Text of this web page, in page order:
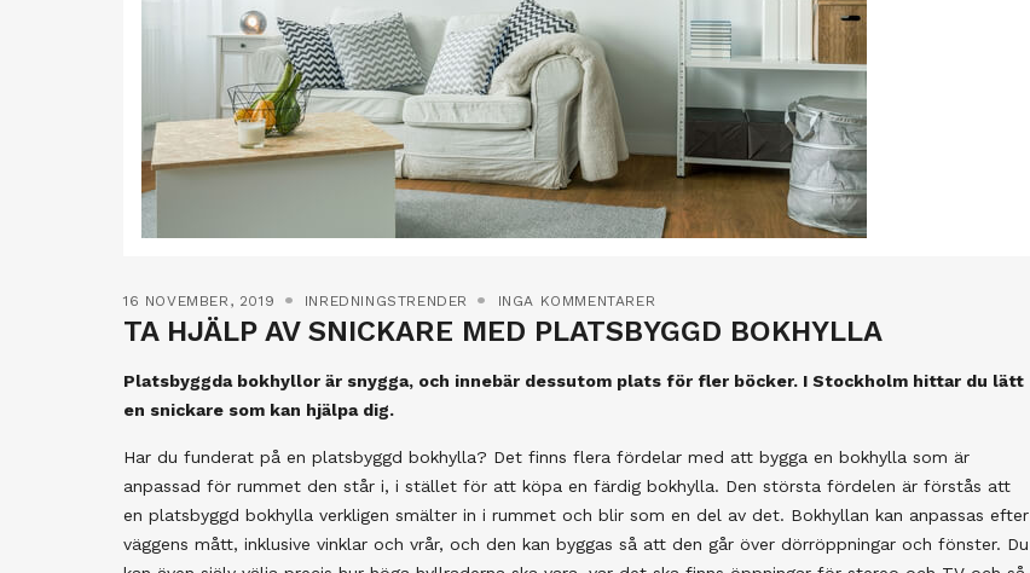
16 NOVEMBER, 2019 INREDNINGSTRENDER INGA KOMMENTARER
TA HJÄLP AV SNICKARE MED PLATSBYGGD BOKHYLLA
Platsbyggda bokhyllor är snygga, och innebär dessutom plats för fler böcker. I Stockholm hittar du lätt
en snickare som kan hjälpa dig.
Har du funderat på en platsbyggd bokhylla? Det finns flera fördelar med att bygga en bokhylla som är
anpassad för rummet den står i, i stället för att köpa en färdig bokhylla. Den största fördelen är förstås att
en platsbyggd bokhylla verkligen smälter in i rummet och blir som en del av det. Bokhyllan kan anpassas efter
väggens mått, inklusive vinklar och vrår, och den kan byggas så att den går över dörröppningar och fönster. Du